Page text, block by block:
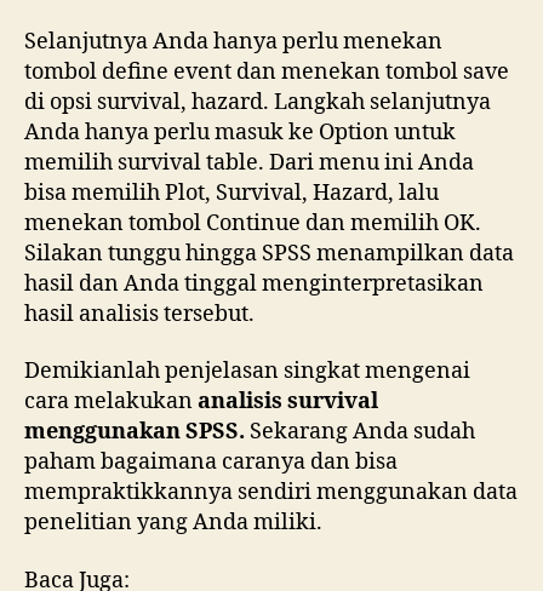
Selanjutnya Anda hanya perlu menekan
tombol define event dan menekan tombol save
di opsi survival, hazard. Langkah selanjutnya
Anda hanya perlu masuk ke Option untuk
memilih survival table. Dari menu ini Anda
bisa memilih Plot, Survival, Hazard, lalu
menekan tombol Continue dan memilih OK.
Silakan tunggu hingga SPSS menampilkan data
hasil dan Anda tinggal menginterpretasikan
hasil analisis tersebut.
Demikianlah penjelasan singkat mengenai
cara melakukananalisis survival
menggunakan SPSS. Sekarang Anda sudah
paham bagaimana caranya dan bisa
mempraktikkannya sendiri menggunakan data
penelitian yang Anda miliki.
Baca Juga: